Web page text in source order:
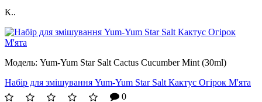
К..
Модель: Yum-Yum Star Salt Cactus Cucumber Mint (30ml)
Набір для змішування Yum-Yum Star Salt Кактус Огірок М'ята
0